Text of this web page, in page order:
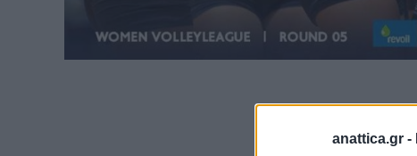
anattica.gr -